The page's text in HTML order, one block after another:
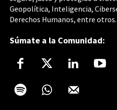
Geopolítica, Inteligencia,
Derechos Humanos, entre otros.
Súmate a la Comunidad: